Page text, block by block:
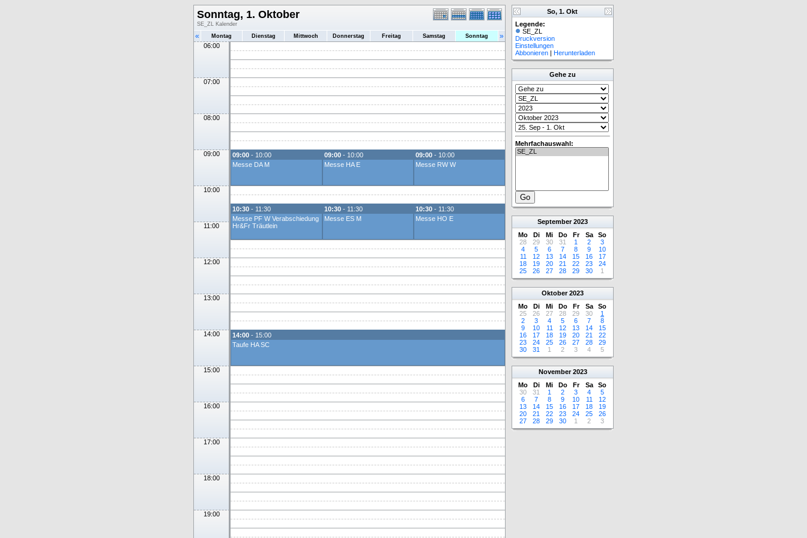
Sonntag, 1. Oktober
SE_ZL Kalender
« Montag Dienstag Mittwoch Donnerstag Freitag Samstag Sonntag »
06:00
07:00
08:00
09:00 09:00 - 10:00
Messe DA M
09:00 - 10:00
Messe HA E
09:00 - 10:00
Messe RW W
10:00
10:30 - 11:30
Messe PF W Verabschiedung
Hr&Fr Träutlein
10:30 - 11:30
Messe ES M
10:30 - 11:30
Messe HO E
11:00
12:00
13:00
14:00 14:00 - 15:00
Taufe HA SC
15:00
16:00
17:00
18:00
19:00
So, 1. Okt
Legende:
SE_ZL
Druckversion
Einstellungen
Abbonieren | Herunterladen
Gehe zu
Mehrfachauswahl:
September 2023
Mo
Di Mi Do Fr Sa
So
28
29 30 31 1 2
3
4
5 6 7 8 9
10
11
12 13 14 15 16
17
18
19 20 21 22 23
24
25
26 27 28 29 30 1
Oktober 2023
Mo
Di Mi Do Fr Sa
So
25
26 27 28 29 30
1
2
3 4 5 6 7
8
9
10 11 12 13 14
15
16
17 18 19 20 21
22
23
24 25 26 27 28
29
30
31 1 2 3 4 5
November 2023
Mo
Di Mi Do Fr Sa
So
30
31 1 2 3 4
5
6
7 8 9 10 11
12
13
14 15 16 17 18
19
20
21 22 23 24 25
26
27
28 29 30 1 2 3